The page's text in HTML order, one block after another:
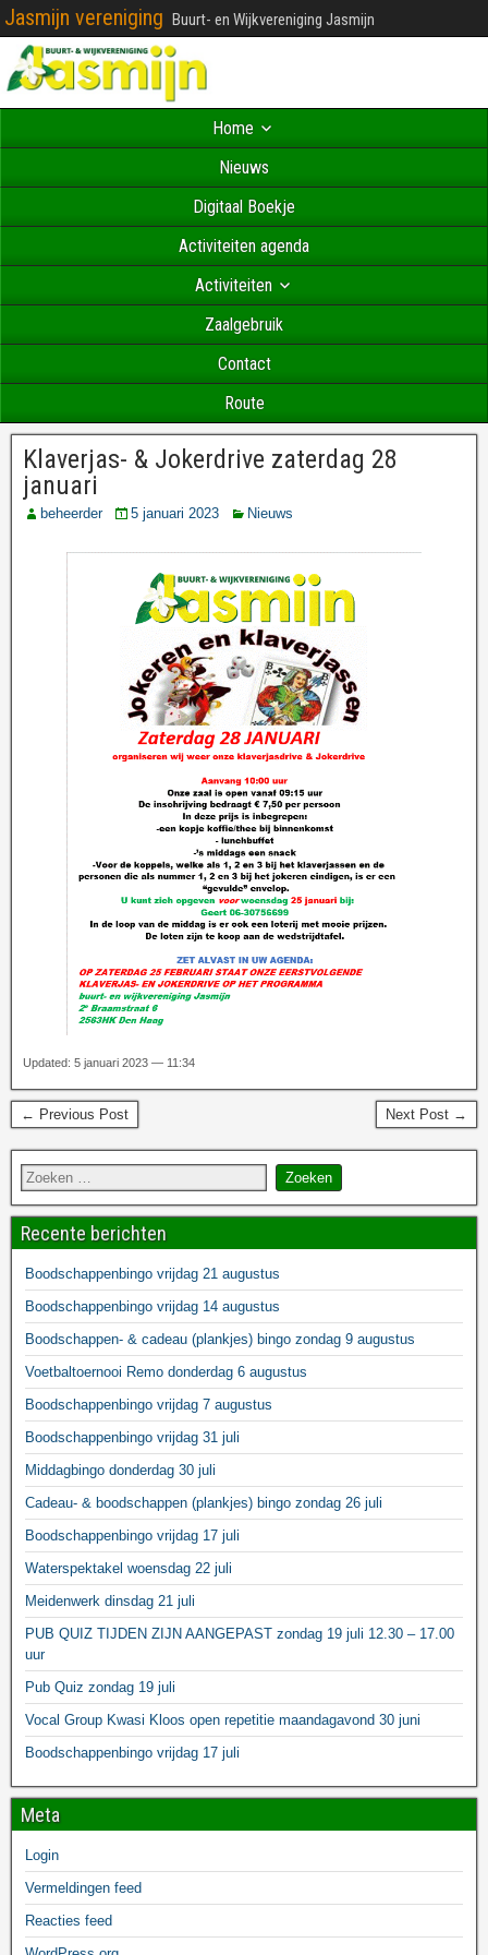
Jasmijn vereniging Buurt- en Wijkvereniging Jasmijn
Home
Nieuws
Digitaal Boekje
Activiteiten agenda
Activiteiten
Zaalgebruik
Contact
Route
Klaverjas- & Jokerdrive zaterdag 28
januari
beheerder 5 januari 2023 Nieuws
Updated: 5 januari 2023 — 11:34
← Previous Post Next Post →
Recente berichten
Boodschappenbingo vrijdag 21 augustus
Boodschappenbingo vrijdag 14 augustus
Boodschappen- & cadeau (plankjes) bingo zondag 9 augustus
Voetbaltoernooi Remo donderdag 6 augustus
Boodschappenbingo vrijdag 7 augustus
Boodschappenbingo vrijdag 31 juli
Middagbingo donderdag 30 juli
Cadeau- & boodschappen (plankjes) bingo zondag 26 juli
Boodschappenbingo vrijdag 17 juli
Waterspektakel woensdag 22 juli
Meidenwerk dinsdag 21 juli
PUB QUIZ TIJDEN ZIJN AANGEPAST zondag 19 juli 12.30 – 17.00
uur
Pub Quiz zondag 19 juli
Vocal Group Kwasi Kloos open repetitie maandagavond 30 juni
Boodschappenbingo vrijdag 17 juli
Meta
Login
Vermeldingen feed
Reacties feed